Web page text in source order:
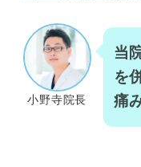
小野寺院長
当
を
痛